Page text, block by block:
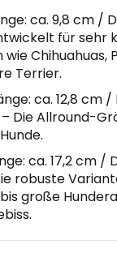
ca. 9,8 cm /
für sehr
wie Chihuahuas,
Terrier.
ca. 12,8 cm
Die Allround-
ca. 17,2 cm /
robuste
große